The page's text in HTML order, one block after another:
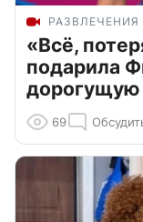
РАЗВЛЕЧЕНИЯ
«Всё,
подарила
дорогущую
69